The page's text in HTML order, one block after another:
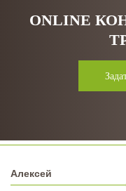
ONLINE
Алексей